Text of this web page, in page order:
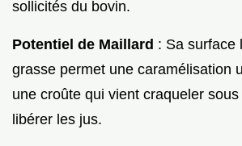
sollicités du bovin.
Potentiel de Maillard : Sa surface
grasse permet une caramélisation
une croûte qui vient craqueler
libérer les jus.